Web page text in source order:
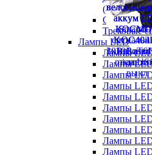
(аналог
Трековые
Лампы LED
Лампы
Лампы
Лампы
Лампы
Лампы LED
Лампы
Лампы
Лампы LED
Лампы
Лампы LED